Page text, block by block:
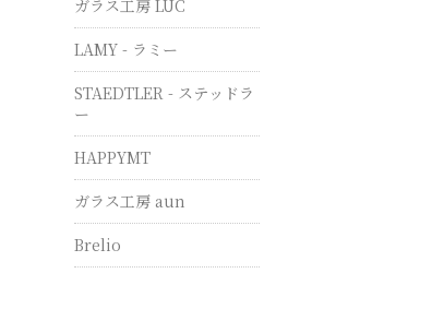
ガラス工房 LUC
LAMY - ラミー
STAEDTLER - ステッドラ
ー
HAPPYMT
ガラス工房 aun
Brelio